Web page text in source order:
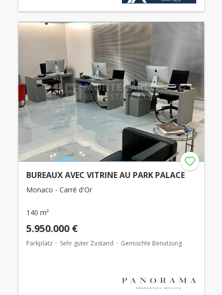
BUREAUX AVEC VITRINE AU PARK PALACE
Monaco - Carré d'Or
140 m²
5.950.000 €
Parkplatz Sehr guter Zustand Gemischte Benutzung